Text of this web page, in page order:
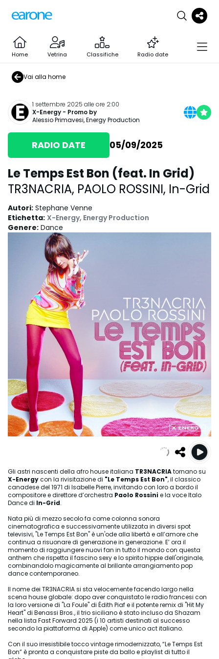
Home Vetrina Classifiche Radio date
Vai alla home
1 settembre 2025 alle ore 2:00
X-Energy - Promo by
Alessio Primavesi,Energy Production
RADIO DATE 05/09/2025
Le Temps Est Bon (feat. In Grid)
TR3NACRIA, PAOLO ROSSINI, In-Grid
Autori: Stephane Venne
Etichetta: X-Energy, Energy Production
Genere: Dance
Gli astri nascenti della afro house italiana TR3NACRIAtornano su
X-Energycon la rivisitazione di "Le Temps Est Bon", il classico
canadese del 1971 di Isabelle Pierre, invitando con loro a bordo il
compositore e direttore d’orchestra Paolo Rossini e la voce Italo
Dance di In-Grid.
Nata più di mezzo secolo fa come colonna sonora
cinematografica e successivamente utilizzata in diversi spot
televisivi, "Le Temps Est Bon" è un'ode alla libertà e all’amore che
continua a risuonare di generazione in generazione. E’ ora il
momento di raggiungere nuovi fan in tutto il mondo con questa
anthem che rispetta il fascino sexy e lo spirito hippie dell'originale,
combinandolo magicamente al brillante arrangiamento pop
dance contemporaneo.
Il nome dei TR3NACRIA si sta velocemente facendo largo nella
scena house globale: dopo aver conquistato le radio francesi con
la loro versione di "La Foule" di Édith Piaf e il potente remix di "Hit My
Heart" di Benassi Bros., il trio siciliano è stato incluso da Shazam
nella lista Fast Forward 2025 (i 10 artisti destinati al successo
secondo la piattaforma di Apple) come unico act italiano.
Con il suo irresistibile tocco vintage rimodernizzato, “Le Temps Est
Bon” è pronta a conquistare piste da ballo e playlist di tutto il